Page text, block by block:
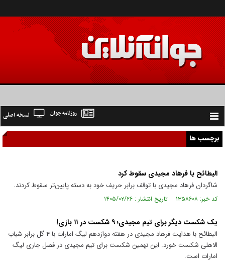
Toggle
navigation
نسخه اصلی روزنامه جوان
برچسب ها
البطائح با فرهاد مجیدی سقوط کرد
شاگردان فرهاد مجیدی با توقف برابر حریف خود به دسته پایین‌تر سقوط کردند.
کد خبر: ۱۳۵۸۶۰۸ تاریخ انتشار : ۱۴۰۵/۰۲/۲۶
یک شکست دیگر برای تیم مجیدی؛ ۹ شکست در ۱۱ بازی!
البطائح با هدایت فرهاد مجیدی در هفته دوازدهم لیگ امارات با ۴ گل برابر شباب
الاهلی شکست خورد. این نهمین شکست برای تیم مجیدی در فصل جاری لیگ
امارات است.